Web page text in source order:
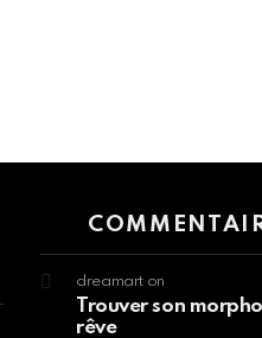
dreamart on
Trouver son
rêve